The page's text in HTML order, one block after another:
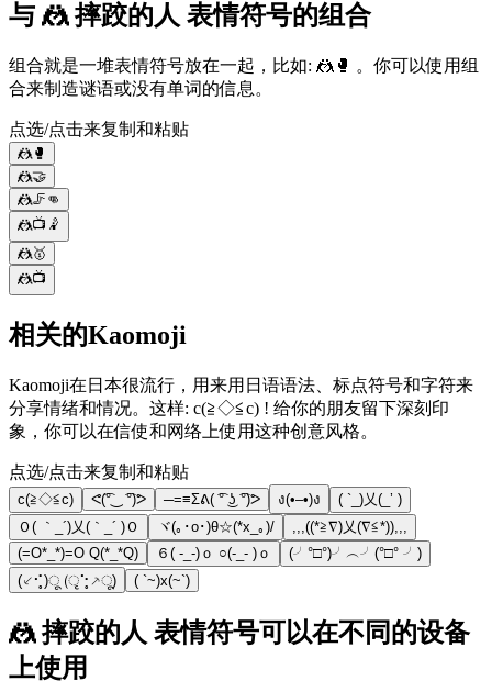
与 🤼 摔跤的人 表情符号的组合
组合就是一堆表情符号放在一起，比如: 🤼🥊 。你可以使用组
合来制造谜语或没有单词的信息。
点选/点击来复制和粘贴
🤼🥊
🤼🤝
🤼🦵👊
🤼📺🤾
🤼🥇
🤼📺
相关的Kaomoji
Kaomoji在日本很流行，用来用日语语法、标点符号和字符来
分享情绪和情况。这样: c(≧◇≦c) ! 给你的朋友留下深刻印
象，你可以在信使和网络上使用这种创意风格。
点选/点击来复制和粘贴
c(≧◇≦c) ᕙ(͡°‿ ͡°)ᕗ ─=≡Σᕕ( ͡° ͜ʖ ͡°)ᕗ ง(•–•)ง
( `_)乂(_’ )
Ｏ( ｀_´)乂(｀_´ )Ｏ
ヾ(｡･o･)θ☆(*x_｡)/
,,,((*≧∇)乂(∇≦*)),,,
(=O*_*)=O Q(*_*Q)
６( -_-)ｏ ○(-_- )ｏ
(╯°□°)╯︵╯(°□° ╯)
(⸔⠊̥)ू (ृ⠑̥⸕ू)
( `~)x(~`)
🤼 摔跤的人 表情符号可以在不同的设备
上使用